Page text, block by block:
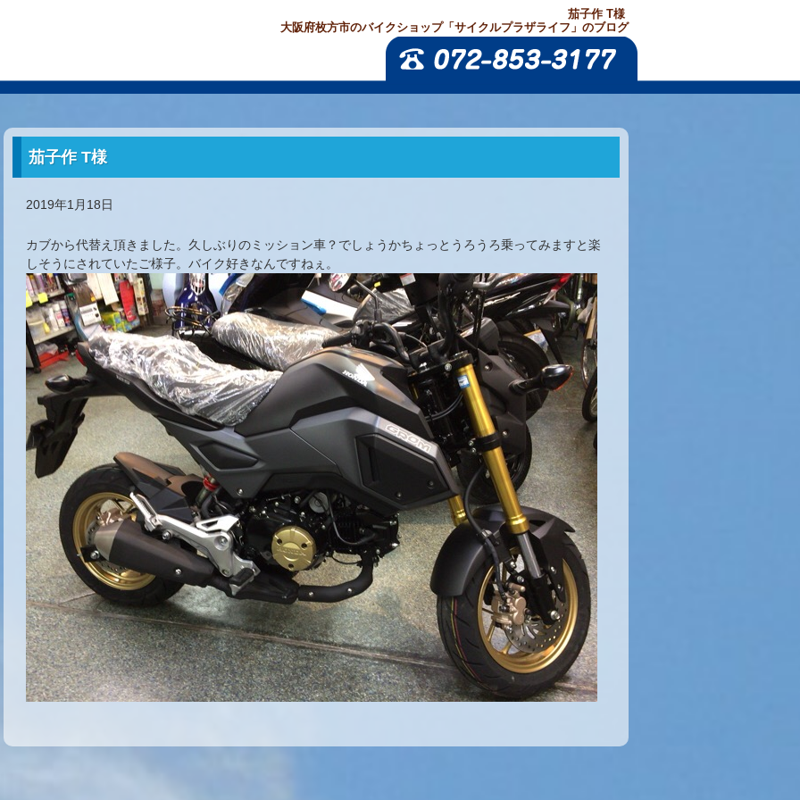
茄子作 T様
大阪府枚方市のバイクショップ「サイクルプラザライフ」のブログ
茄子作 T様
2019年1月18日
カブから代替え頂きました。久しぶりのミッション車？でしょうかちょっとうろうろ乗ってみますと楽
しそうにされていたご様子。バイク好きなんですねぇ。